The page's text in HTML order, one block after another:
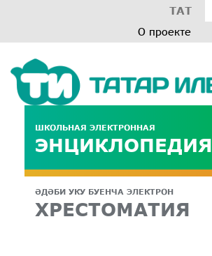
ТАТ
О проекте
ШКОЛЬНАЯ ЭЛЕКТРОННАЯ
ЭНЦИКЛОПЕДИЯ
ӘДӘБИ УКУ БУЕНЧА ЭЛЕКТРОН
ХРЕСТОМАТИЯ